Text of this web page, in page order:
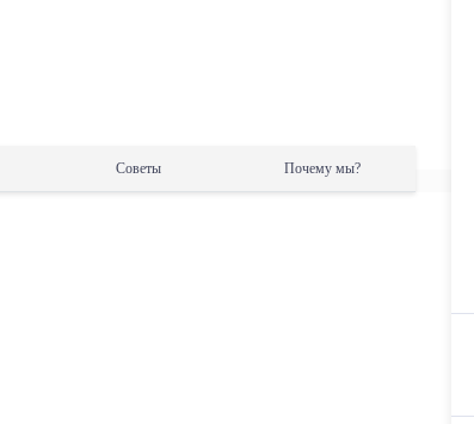
Советы Почему мы?